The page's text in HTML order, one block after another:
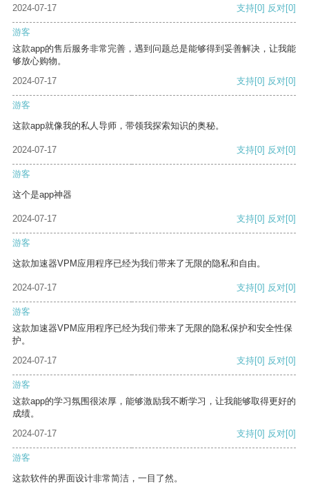
2024-07-17 支持[0] 反对[0]
游客
这款app的售后服务非常完善，遇到问题总是能够得到妥善解决，让我能
够放心购物。
2024-07-17
支持[0] 反对[0]
游客
这款app就像我的私人导师，带领我探索知识的奥秘。
2024-07-17 支持[0] 反对[0]
游客
这个是app神器
2024-07-17 支持[0] 反对[0]
游客
这款加速器VPM应用程序已经为我们带来了无限的隐私和自由。
2024-07-17 支持[0] 反对[0]
游客
这款加速器VPM应用程序已经为我们带来了无限的隐私保护和安全性保
护。
2024-07-17
支持[0] 反对[0]
游客
这款app的学习氛围很浓厚，能够激励我不断学习，让我能够取得更好的
成绩。
2024-07-17
支持[0] 反对[0]
游客
这款软件的界面设计非常简洁，一目了然。